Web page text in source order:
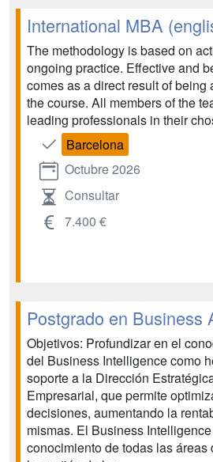
International MBA
The methodology is based on
ongoing practice. Effective and
comes as a direct result of
the course. All members of the
leading professionals in their
Barcelona
Octubre 2026
Consultar
7.400 €
Postgrado en Business
Objetivos: Profundizar en el
del Business Intelligence como
soporte a la Dirección
Empresarial, que permite
decisiones, aumentando la
mismas. El Business
conocimiento de todas las áreas